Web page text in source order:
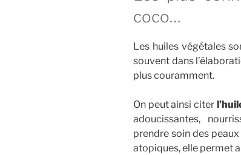
coco…
Les huiles végétales
souvent dans
plus couramment.
On peut ainsi citer
adoucissantes,
prendre soin des
atopiques, elle permet